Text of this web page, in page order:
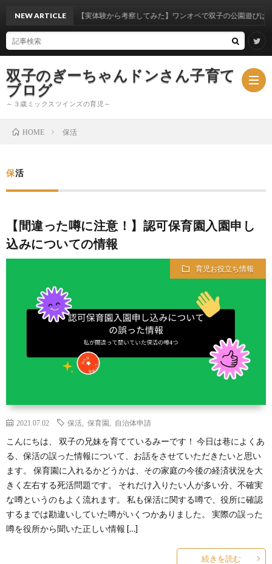
双子のぎーちゃんドンさん子育て
ブログ
～３歳ミックスツインズの育児～
ス
ズ
の
育
児
NEW ARTICLE【実体験から考察してみた】ワンオペで双子の公園遊びはいつから
HOME 保活
保活
【間違った噂に注意！】認可保育園入園申し
込みについての情報
育児お役立ち情報
2021.07.02 保活 保育園 自治体申請
こんにちは、 双子の兄妹を育てているみーです！ 今日は巷によくあ
る、保活の誤った情報について、お話をさせていただきたいと思い
ます。 保育園に入れるかどうかは、その家庭の今後の経済状況を大
きく左右する死活問題です。 それだけ入りたい人が多い分、不確実
な噂というのもよく流れます。 私も保活に関する噂で、役所に確認
するまでは勘違いしていた噂がいくつかありました。 実際の誤った
噂を役所から聞いた正しい情報 […]
続きを読む